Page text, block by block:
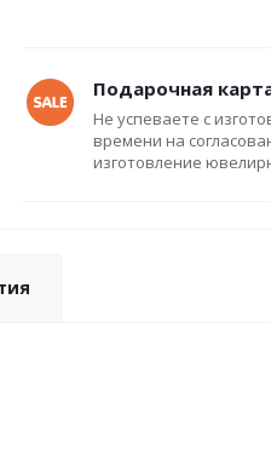
Подарочная
Не успеваете с
времени на
изготовление